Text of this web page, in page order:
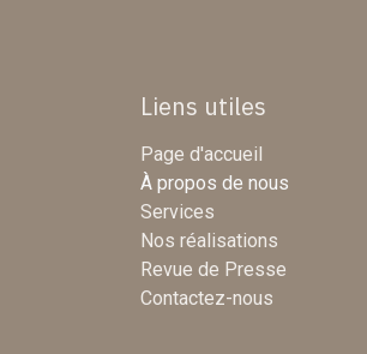
Liens utiles
Page d'accueil
À propos de nous
Services
Nos réalisations
Revue de Presse
Contactez-nous